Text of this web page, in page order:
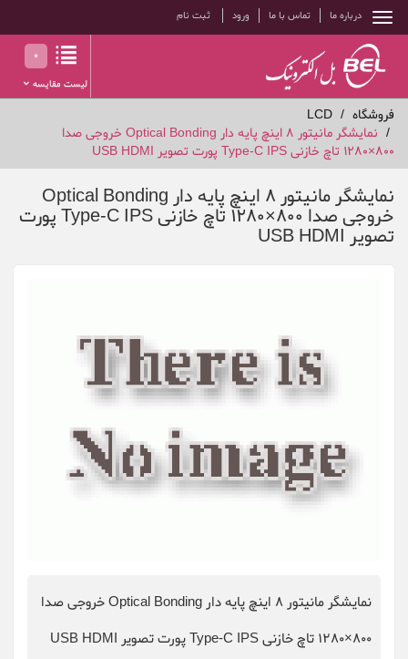
درباره ما تماس با ما ورود ثبت نام
0
لیست مقایسه
فروشگاه
LCD
نمایشگر مانیتور 8 اینچ پایه دار Optical Bonding خروجی صدا
800×1280 تاچ خازنی Type-C IPS پورت تصویر USB HDMI
نمایشگر مانیتور 8 اینچ پایه دار Optical Bonding
خروجی صدا 800×1280 تاچ خازنی Type-C IPS پورت
تصویر USB HDMI
نمایشگر مانیتور 8 اینچ پایه دار Optical Bonding خروجی صدا
800×1280 تاچ خازنی Type-C IPS پورت تصویر USB HDMI